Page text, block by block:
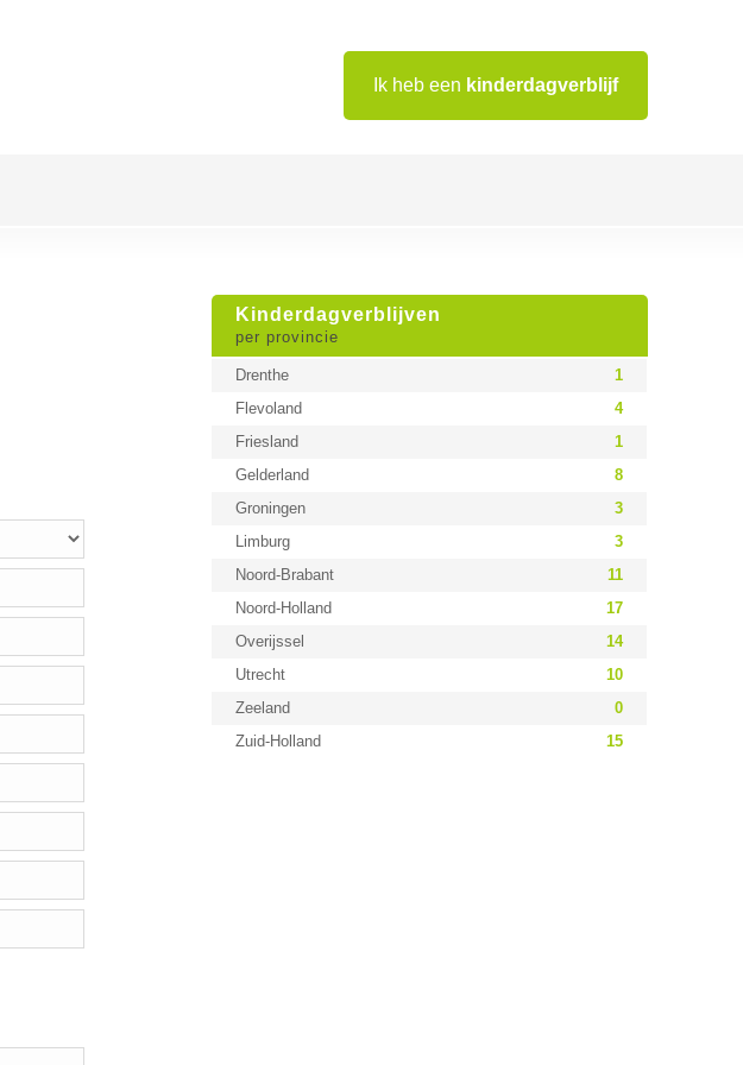
Ik heb een kinderdagverblijf
Kinderdagverblijven
per provincie
Drenthe
1
Flevoland
4
Friesland
1
Gelderland
8
Groningen
3
Limburg
3
Noord-Brabant
11
Noord-Holland
17
Overijssel
14
Utrecht
10
Zeeland
0
Zuid-Holland
15